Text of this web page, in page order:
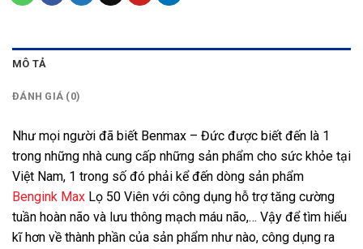
MÔ TẢ
ĐÁNH GIÁ (0)
Như mọi người đã biết Benmax – Đức được biết đến là 1
trong những nhà cung cấp những sản phẩm cho sức khỏe tại
Việt Nam, 1 trong số đó phải kể đến dòng sản phẩm
Bengink Max Lọ 50 Viên với công dụng hỗ trợ tăng cường
tuần hoàn não và lưu thông mạch máu não,… Vậy để tìm hiểu
kĩ hơn về thành phần của sản phẩm như nào, công dụng ra